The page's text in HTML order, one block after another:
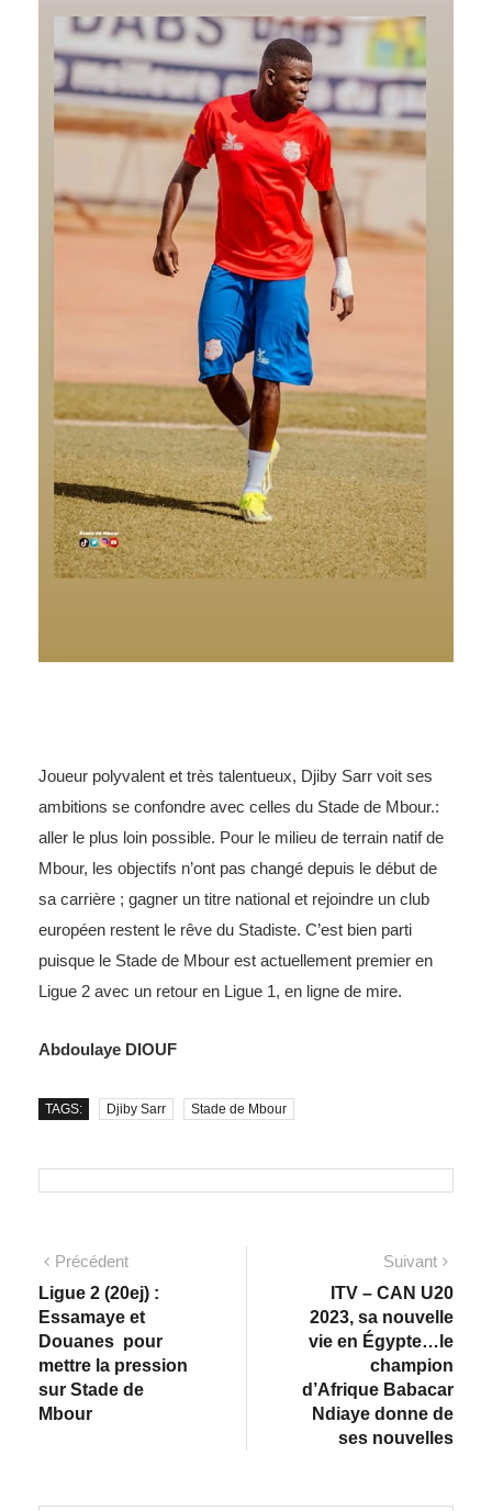
Joueur polyvalent et très talentueux, Djiby Sarr voit ses
ambitions se confondre avec celles du Stade de Mbour.:
aller le plus loin possible. Pour le milieu de terrain natif de
Mbour, les objectifs n’ont pas changé depuis le début de
sa carrière ; gagner un titre national et rejoindre un club
européen restent le rêve du Stadiste. C’est bien parti
puisque le Stade de Mbour est actuellement premier en
Ligue 2 avec un retour en Ligue 1, en ligne de mire.
Abdoulaye DIOUF
TAGS: Djiby Sarr Stade de Mbour
Précédent
Ligue 2 (20ej) :
Essamaye et
Douanes pour
mettre la pression
sur Stade de
Mbour
Suivant
ITV – CAN U20
2023, sa nouvelle
vie en Égypte…le
champion
d’Afrique Babacar
Ndiaye donne de
ses nouvelles